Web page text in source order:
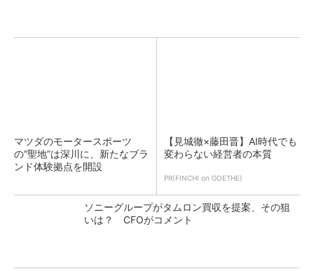
マツダのモータースポーツ
の“聖地”は深川に、新たなブラ
ンド体験拠点を開設
【見城徹×藤田晋】AI時代でも
変わらない経営者の本質
PR(FINCHI on GOETHE)
ソニーグループがタムロン買収を提案、その狙
いは？ CFOがコメント